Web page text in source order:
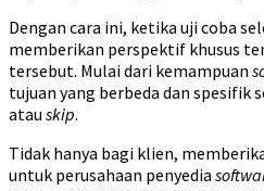
Dengan cara ini, ketika uji coba
memberikan perspektif khusus
tersebut. Mulai dari kemampuan
tujuan yang berbeda dan spesifik
atau skip.
Tidak hanya bagi klien,
untuk perusahaan penyedia